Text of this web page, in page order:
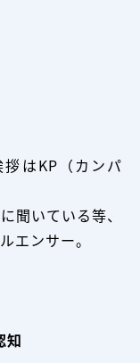
はKP（カンパ
聞いている等、
エンサー。
知